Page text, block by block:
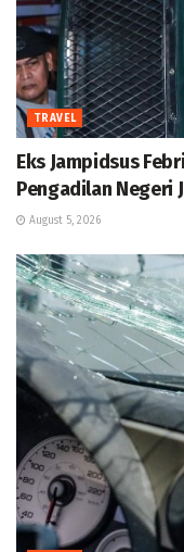
TRAVEL
Eks Jampidsus
Pengadilan Negeri
August 5, 2026